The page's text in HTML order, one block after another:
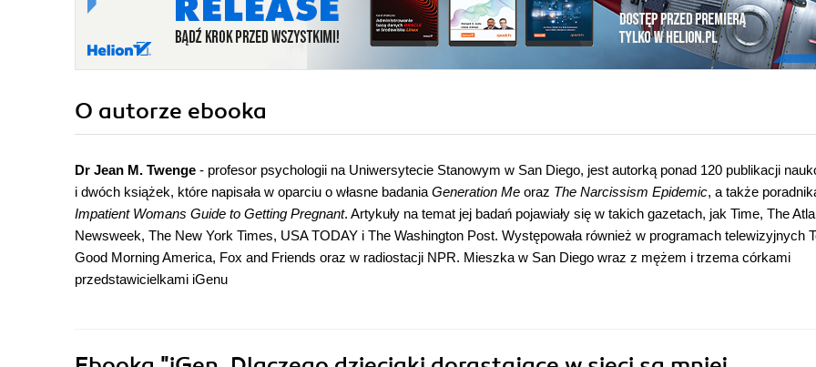
O autorze ebooka
Dr Jean M. Twenge - profesor psychologii na Uniwersytecie Stanowym w San Diego, jest autorką ponad 120 publikacji
i dwóch książek, które napisała w oparciu o własne badania Generation Me oraz The Narcissism Epidemic, a także
Impatient Womans Guide to Getting Pregnant. Artykuły na temat jej badań pojawiały się w takich gazetach, jak Time, The
Newsweek, The New York Times, USA TODAY i The Washington Post. Występowała również w programach telewizyjnych
Good Morning America, Fox and Friends oraz w radiostacji NPR. Mieszka w San Diego wraz z mężem i trzema córkami
przedstawicielkami iGenu